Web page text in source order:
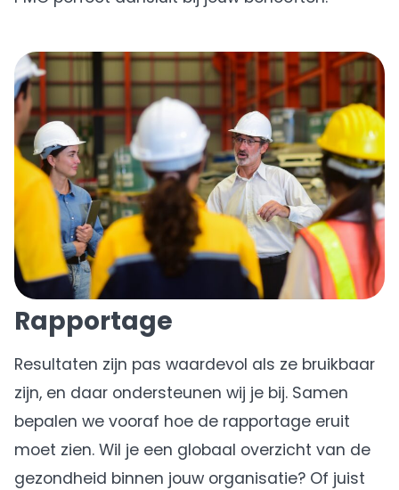
Rapportage
Resultaten zijn pas waardevol als ze bruikbaar
zijn, en daar ondersteunen wij je bij. Samen
bepalen we vooraf hoe de rapportage eruit
moet zien. Wil je een globaal overzicht van de
gezondheid binnen jouw organisatie? Of juist